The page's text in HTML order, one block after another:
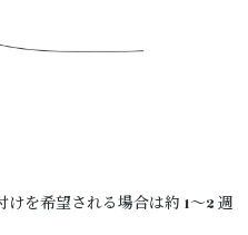
を希望される場合は約 1〜2 週